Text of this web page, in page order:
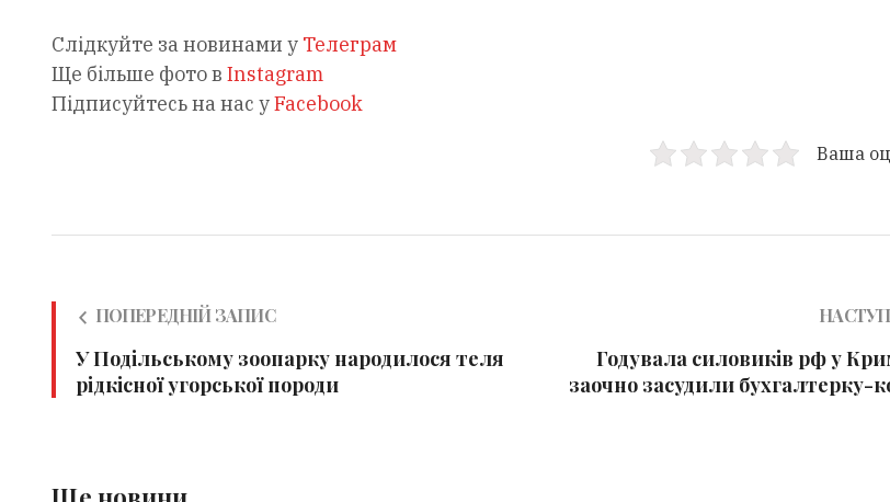
Слідкуйте за новинами у Телеграм
Ще більше фото в Instagram
Підписуйтесь на нас уFacebook
Ваша
ПОПЕРЕДНІЙ ЗАПИС
У Подільському зоопарку народилося теля
рідкісної угорської породи
Годувала силовиків рф у
заочно засудили бухгалтерку-